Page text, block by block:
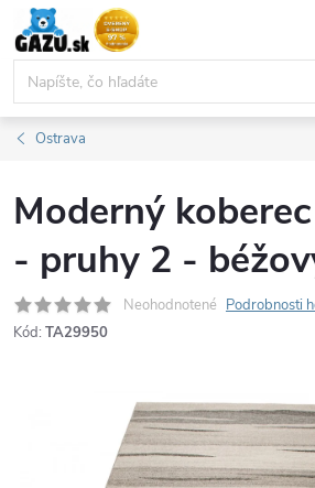
Prejsť
na
obsah
Ostrava
Moderný
- pruhy 2 -
Neohodnotené Podrobnosti
Kód: TA29950